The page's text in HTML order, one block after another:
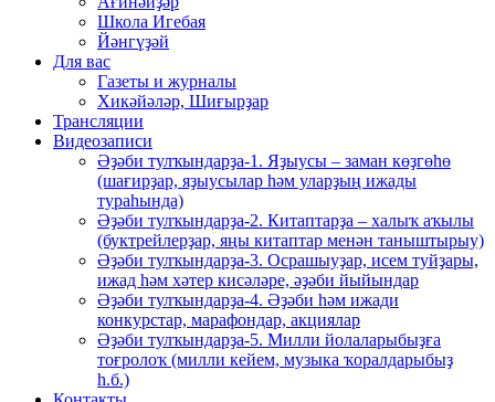
Школа Игебая
Йәнгүҙәй
Для вас
Газеты и журналы
Хикәйәләр, Шиғырҙар
Трансляции
Видеозаписи
Әҙәби тулҡындарҙа-1. Яҙыусы – заман көҙгөһө
(шағирҙар, яҙыусылар һәм уларҙың ижады
тураһында)
Әҙәби тулҡындарҙа-2. Китаптарҙа – халыҡ аҡылы
(буктрейлерҙар, яңы китаптар менән таныштырыу)
Әҙәби тулҡындарҙа-3. Осрашыуҙар, исем туйҙары,
ижад һәм хәтер кисәләре, әҙәби йыйындар
Әҙәби тулҡындарҙа-4. Әҙәби һәм ижади
конкурстар, марафондар, акциялар
Әҙәби тулҡындарҙа-5. Милли йолаларыбыҙға
тоғролоҡ (милли кейем, музыка ҡоралдарыбыҙ
һ.б.)